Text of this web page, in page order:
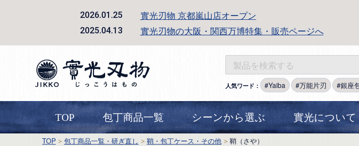
2026.01.25 實光刃物 京都嵐山店オープン
2025.04.13 實光刃物の大阪・関西万博特集・販売ページへ
人気ワード： Yaiba 万能片刃 銀座
TOP 包丁商品一覧 シーンから選ぶ 實光について
TOP 包丁商品一覧・研ぎ直し 鞘・包丁ケース・その他 鞘（さや）